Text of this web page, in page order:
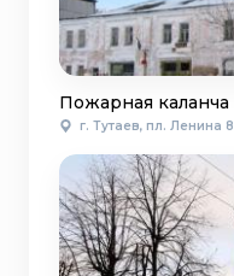
Пожарная каланча
г. Тутаев, пл. Ленина 8